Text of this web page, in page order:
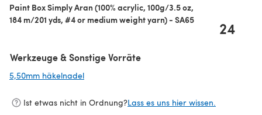
Paint Box Simply Aran (100% acrylic, 100g/3.5 oz,
184 m/201 yds, #4 or medium weight yarn) - SA65
24
Werkzeuge & Sonstige Vorräte
5,50mm häkelnadel
Ist etwas nicht in Ordnung?Lass es uns hier wissen.